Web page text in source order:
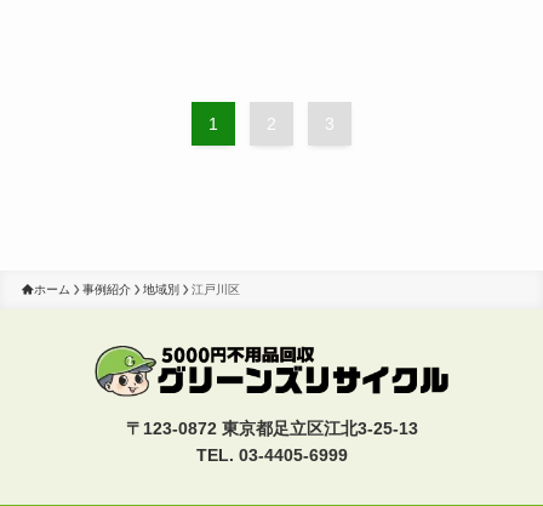
1 2 3
ホーム 事例紹介 地域別 江戸川区
〒123-0872 東京都足立区江北3-25-13
TEL. 03-4405-6999